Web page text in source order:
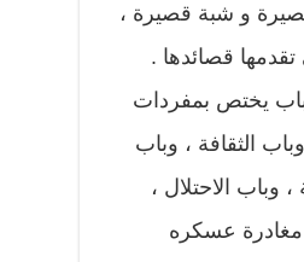
دار الروسم ، وتضم 36 قصيدة قصيرة و شبة قصيرة ،
قصائدها .
باب يختص بمفردات
الثقافة ، وباب
وباب الاحتلال ،
مغادرة عسكره